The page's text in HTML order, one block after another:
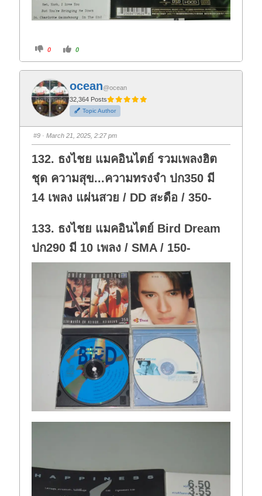
C
i
k
f
o
r
t
h
u
m
d
o
n
.
0
C
i
k
o
r
t
h
u
m
u
p
0
ocean@ocean
32,364 Posts
Topic Author
#9 · March 21, 2025, 2:27 pm
132. ธงไชย แมคอินไตย์ รวมเพลงฮิต
ชุด ความสุข...ความทรงจำ ปก350 มี
14 เพลง แผ่นสวย / DD สะดือ / 350-
133. ธงไชย แมคอินไตย์ Bird Dream
ปก290 มี 10 เพลง / SMA / 150-